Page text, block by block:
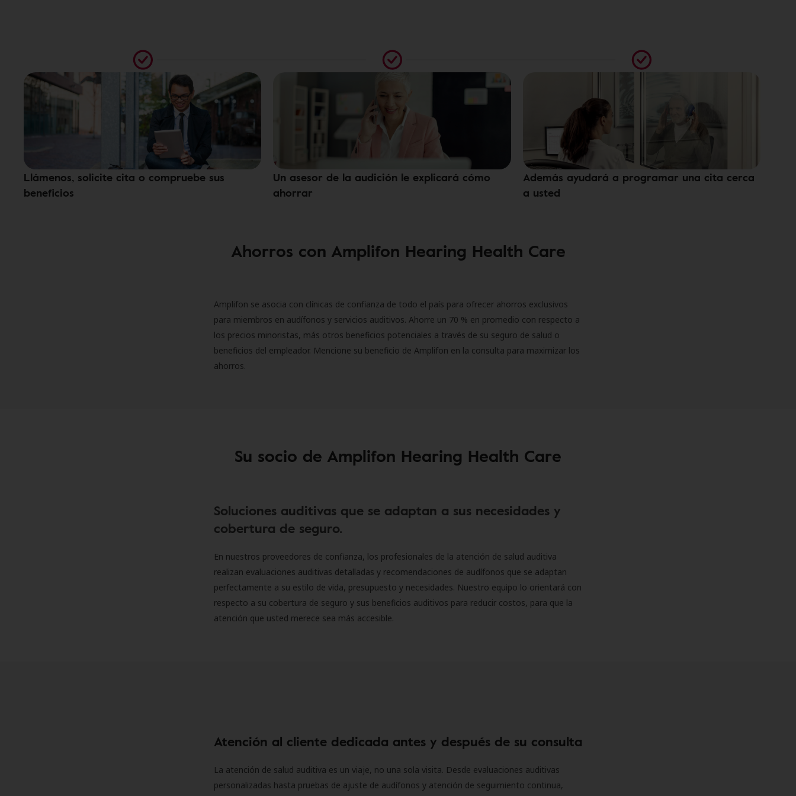
Llámenos, solicite cita o compruebe sus
beneficios
Un asesor de la audición le explicará cómo
ahorrar
Además ayudará a programar una cita cerca
a usted
Ahorros con Amplifon Hearing Health Care
Amplifon se asocia con clínicas de confianza de todo el país para ofrecer ahorros exclusivos
para miembros en audífonos y servicios auditivos. Ahorre un 70 % en promedio con respecto a
los precios minoristas, más otros beneficios potenciales a través de su seguro de salud o
beneficios del empleador. Mencione su beneficio de Amplifon en la consulta para maximizar los
ahorros.
Su socio de Amplifon Hearing Health Care
Soluciones auditivas que se adaptan a sus necesidades y
cobertura de seguro.
En nuestros proveedores de confianza, los profesionales de la atención de salud auditiva
realizan evaluaciones auditivas detalladas y recomendaciones de audífonos que se adaptan
perfectamente a su estilo de vida, presupuesto y necesidades. Nuestro equipo lo orientará con
respecto a su cobertura de seguro y sus beneficios auditivos para reducir costos, para que la
atención que usted merece sea más accesible.
Atención al cliente dedicada antes y después de su consulta
La atención de salud auditiva es un viaje, no una sola visita. Desde evaluaciones auditivas
personalizadas hasta pruebas de ajuste de audífonos y atención de seguimiento continua,